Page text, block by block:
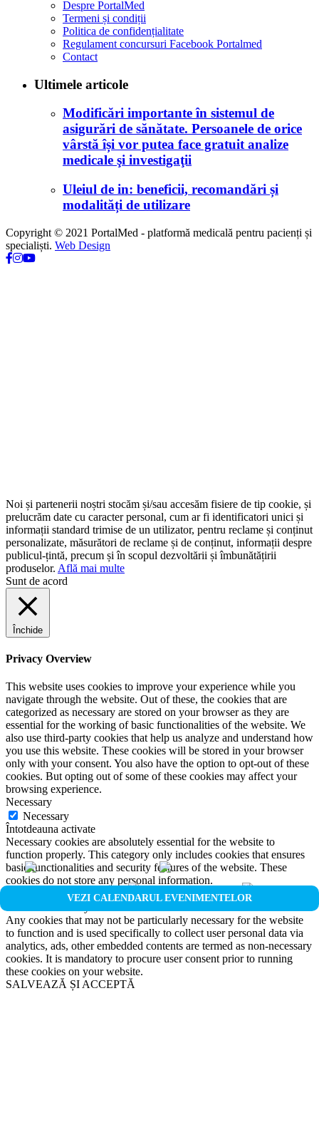
VEZI CALENDARUL EVENIMENTELOR
Despre PortalMed
Termeni și condiții
Politica de confidențialitate
Regulament concursuri Facebook Portalmed
Contact
Ultimele articole
Modificări importante în sistemul de
asigurări de sănătate. Persoanele de orice
vârstă își vor putea face gratuit analize
medicale şi investigaţii
Uleiul de in: beneficii, recomandări și
modalități de utilizare
Copyright © 2021 PortalMed - platformă medicală pentru pacienți și
specialiști. Web Design
Noi și partenerii noștri stocăm și/sau accesăm fisiere de tip cookie, și
prelucrăm date cu caracter personal, cum ar fi identificatori unici și
informații standard trimise de un utilizator, pentru reclame și conținut
personalizate, măsurători de reclame și de conținut, informații despre
publicul-țintă, precum și în scopul dezvoltării și îmbunătățirii
produselor. Află mai multe
Sunt de acord
Închide
Privacy Overview
This website uses cookies to improve your experience while you
navigate through the website. Out of these, the cookies that are
categorized as necessary are stored on your browser as they are
essential for the working of basic functionalities of the website. We
also use third-party cookies that help us analyze and understand how
you use this website. These cookies will be stored in your browser
only with your consent. You also have the option to opt-out of these
cookies. But opting out of some of these cookies may affect your
browsing experience.
Necessary
Necessary
Întotdeauna activate
Necessary cookies are absolutely essential for the website to
function properly. This category only includes cookies that ensures
basic functionalities and security features of the website. These
cookies do not store any personal information.
Non-necessary
Any cookies that may not be particularly necessary for the website
to function and is used specifically to collect user personal data via
analytics, ads, other embedded contents are termed as non-necessary
cookies. It is mandatory to procure user consent prior to running
these cookies on your website.
SALVEAZĂ ȘI ACCEPTĂ